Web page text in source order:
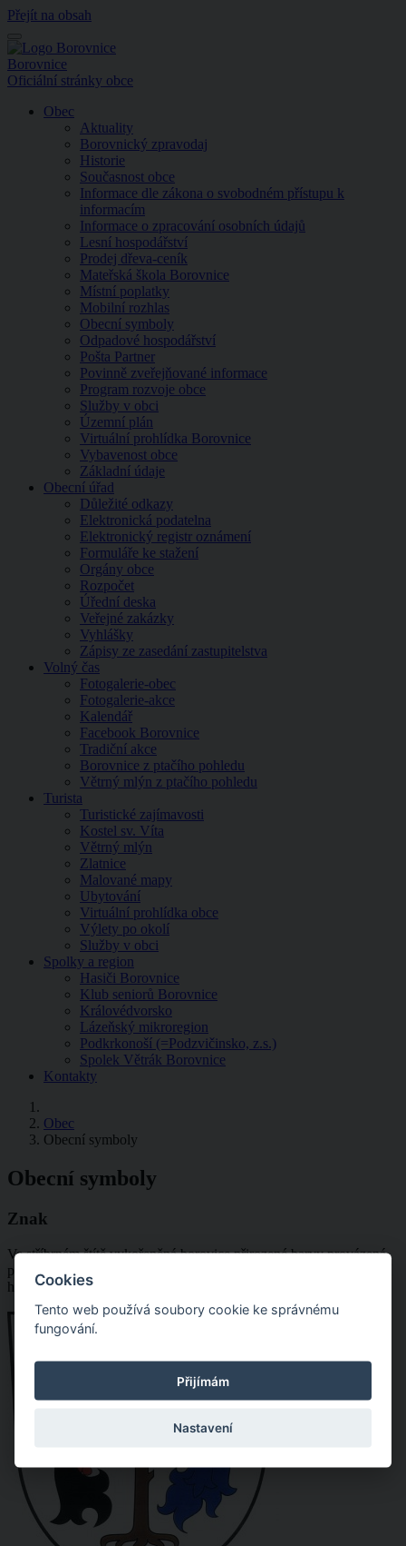
Přejít na obsah
Menu
Borovnice
Oficiální stránky obce
Obec
Aktuality
Borovnický zpravodaj
Historie
Současnost obce
Informace dle zákona o svobodném přístupu k
informacím
Informace o zpracování osobních údajů
Lesní hospodářství
Prodej dřeva-ceník
Mateřská škola Borovnice
Místní poplatky
Mobilní rozhlas
Obecní symboly
Odpadové hospodářství
Pošta Partner
Povinně zveřejňované informace
Program rozvoje obce
Služby v obci
Územní plán
Virtuální prohlídka Borovnice
Vybavenost obce
Základní údaje
Obecní úřad
Důležité odkazy
Elektronická podatelna
Elektronický registr oznámení
Formuláře ke stažení
Orgány obce
Rozpočet
Úřední deska
Veřejné zakázky
Vyhlášky
Zápisy ze zasedání zastupitelstva
Volný čas
Fotogalerie-obec
Fotogalerie-akce
Kalendář
Facebook Borovnice
Tradiční akce
Borovnice z ptačího pohledu
Větrný mlýn z ptačího pohledu
Turista
Turistické zajímavosti
Kostel sv. Víta
Větrný mlýn
Zlatnice
Malované mapy
Ubytování
Virtuální prohlídka obce
Výlety po okolí
Služby v obci
Spolky a region
Hasiči Borovnice
Klub seniorů Borovnice
Královédvorsko
Lázeňský mikroregion
Podkrkonoší (=Podzvičinsko, z.s.)
Spolek Větrák Borovnice
Kontakty
Obec
Obecní symboly
Obecní symboly
Znak
Ve stříbrném štítě vykořeněná borovice přirozené barvy provázená
podél kmenu černou kohoutí hlavou s červenou zbrojí a modrou lví
hlavou se stříbrnou zbrojí a červeným jazykem, obě přivrácené.
Cookies
Tento web používá soubory cookie ke správnému
fungování.
Přijímám
Nastavení